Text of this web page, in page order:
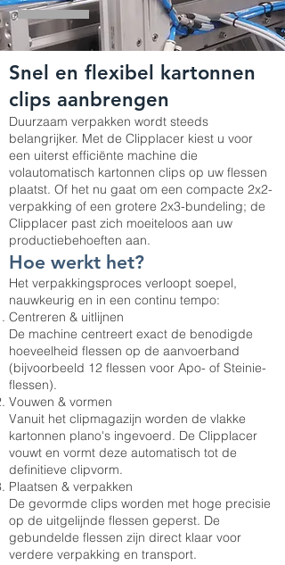
Snel en flexibel kartonnen
clips aanbrengen
Duurzaam verpakken wordt steeds
belangrijker. Met de Clipplacer kiest u voor
een uiterst efficiënte machine die
volautomatisch kartonnen clips op uw flessen
plaatst. Of het nu gaat om een compacte 2x2-
verpakking of een grotere 2x3-bundeling; de
Clipplacer past zich moeiteloos aan uw
productiebehoeften aan.
Hoe werkt het?
Het verpakkingsproces verloopt soepel,
nauwkeurig en in een continu tempo:
Centreren & uitlijnen
De machine centreert exact de benodigde
hoeveelheid flessen op de aanvoerband
(bijvoorbeeld 12 flessen voor Apo- of Steinie-
flessen).
Vouwen & vormen
Vanuit het clipmagazijn worden de vlakke
kartonnen plano's ingevoerd. De Clipplacer
vouwt en vormt deze automatisch tot de
definitieve clipvorm.
Plaatsen & verpakken
De gevormde clips worden met hoge precisie
op de uitgelijnde flessen geperst. De
gebundelde flessen zijn direct klaar voor
verdere verpakking en transport.